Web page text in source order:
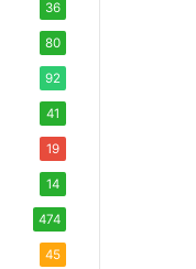
36
80
92
41
19
14
474
45